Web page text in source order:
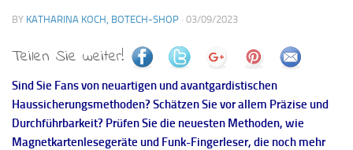
BY KATHARINA KOCH, BOTECH-SHOP · 03/09/2023
Teilen Sie weiter!
Sind Sie Fans von neuartigen und avantgardistischen
Haussicherungsmethoden? Schätzen Sie vor allem Präzise und
Durchführbarkeit? Prüfen Sie die neuesten Methoden, wie
Magnetkartenlesegeräte und Funk-Fingerleser, die noch mehr